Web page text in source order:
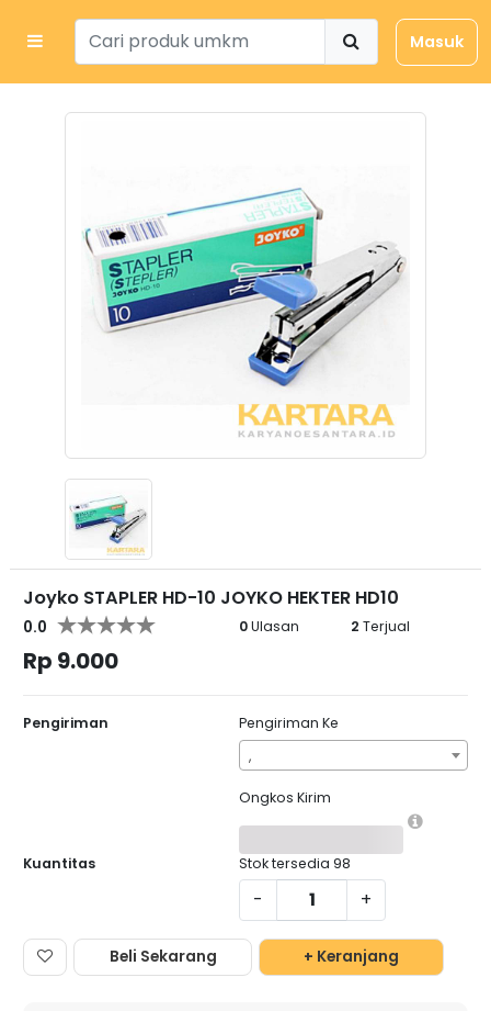
Masuk
Joyko STAPLER HD-10 JOYKO HEKTER HD10
0.0 0Ulasan 2 Terjual
Rp 9.000
Pengiriman
Pengiriman Ke
,
Ongkos Kirim
Kuantitas Stok tersedia 98
- +
Beli Sekarang + Keranjang